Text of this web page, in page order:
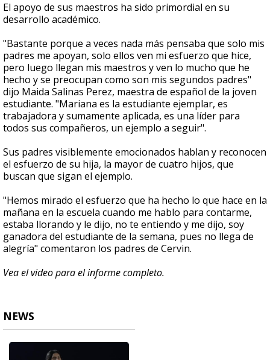
El apoyo de sus maestros ha sido primordial en su
desarrollo académico.
"Bastante porque a veces nada más pensaba que solo mis
padres me apoyan, solo ellos ven mi esfuerzo que hice,
pero luego llegan mis maestros y ven lo mucho que he
hecho y se preocupan como son mis segundos padres"
dijo Maida Salinas Perez, maestra de español de la joven
estudiante. "Mariana es la estudiante ejemplar, es
trabajadora y sumamente aplicada, es una líder para
todos sus compañeros, un ejemplo a seguir".
Sus padres visiblemente emocionados hablan y reconocen
el esfuerzo de su hija, la mayor de cuatro hijos, que
buscan que sigan el ejemplo.
"Hemos mirado el esfuerzo que ha hecho lo que hace en la
mañana en la escuela cuando me hablo para contarme,
estaba llorando y le dijo, no te entiendo y me dijo, soy
ganadora del estudiante de la semana, pues no llega de
alegría" comentaron los padres de Cervin.
Vea el video para el informe completo.
NEWS